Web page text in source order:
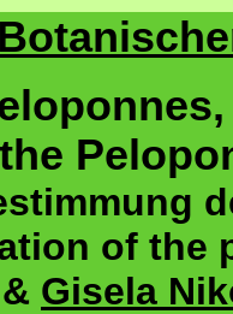
of the
& Gisela